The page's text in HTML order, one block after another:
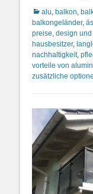
Kategorien
alu, balkon,
balkongeländer,
preise, design und
hausbesitzer,
nachhaltigkeit,
vorteile von
zusätzliche